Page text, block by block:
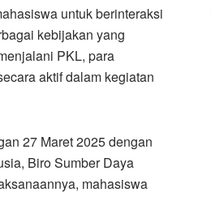
untuk berinteraksi
kebijakan yang
PKL, para
aktif dalam kegiatan
27 Maret 2025 dengan
Biro Sumber Daya
mahasiswa